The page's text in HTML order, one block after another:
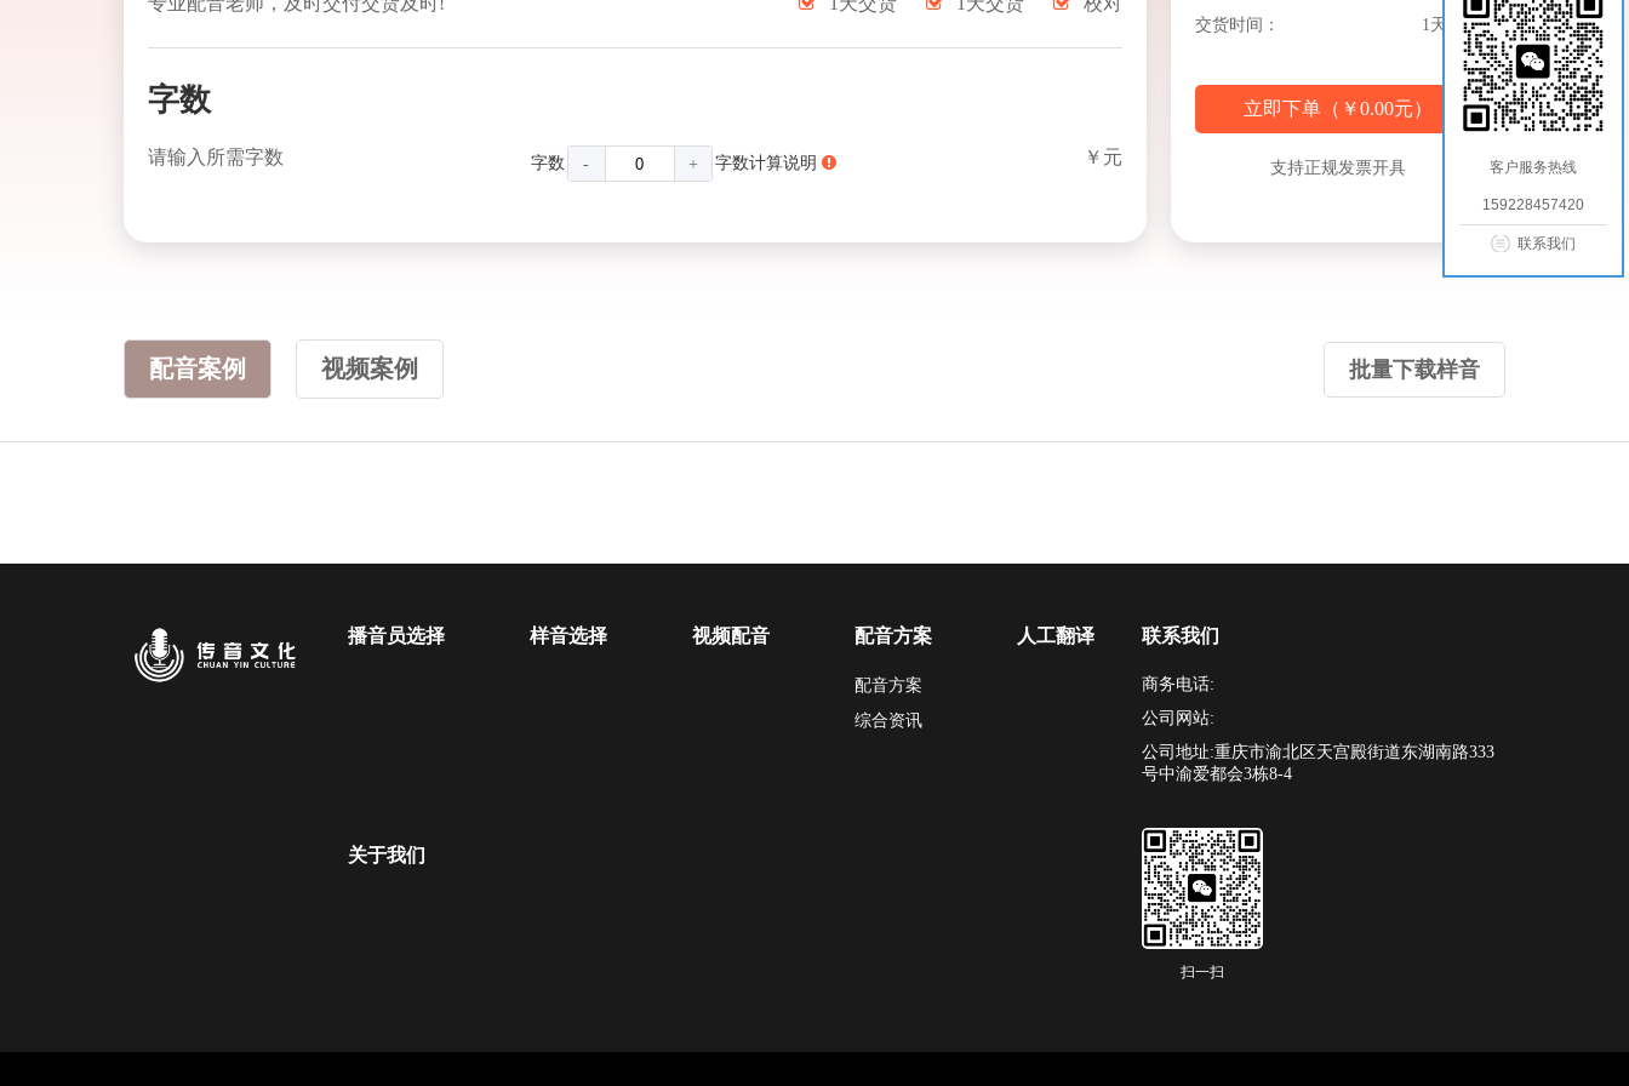
字数
请输入所需字数 字数 - + 字数计算说明 ￥元
交货时间： 1天交付
立即下单（ ￥0.00元）
支持正规发票开具
配音案例 视频案例 批量下载样音
客户服务热线
159228457420
联系我们
播音员选择 样音选择 视频配音 配音方案
配音方案
综合资讯
人工翻译
关于我们
联系我们
商务电话:
公司网站:
公司地址:重庆市渝北区天宫殿街道东湖南路333
号中渝爱都会3栋8-4
扫一扫